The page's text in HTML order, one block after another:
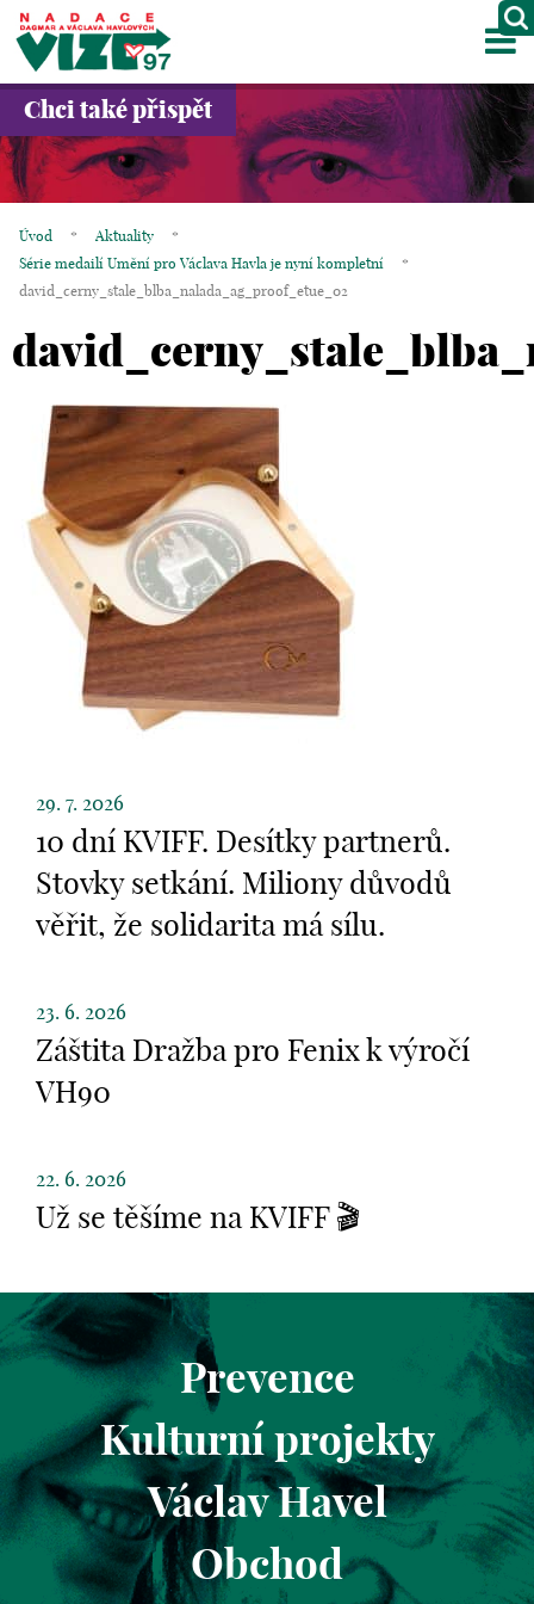
O NÁS
PROJEKTY
GALERIE
KONTAKTY
OBCHOD
KOŠÍK
Chci také přispět
Úvod * Aktuality
*
Série medailí Umění pro Václava Havla je nyní kompletní
*
david_cerny_stale_blba_nalada_ag_proof_etue_02
29. 7. 2026
10 dní KVIFF. Desítky partnerů.
Stovky setkání. Miliony důvodů
věřit, že solidarita má sílu.
23. 6. 2026
Záštita Dražba pro Fenix k výročí
VH90
22. 6. 2026
Už se těšíme na KVIFF 🎬
Prevence
Kulturní projekty
Václav Havel
Obchod